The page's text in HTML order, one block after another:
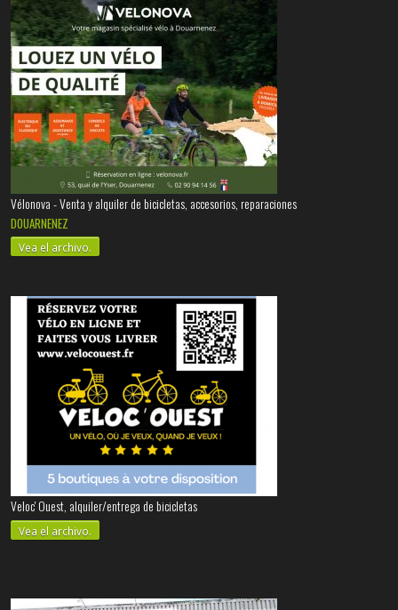
Vélonova - Venta y alquiler de bicicletas, accesorios, reparaciones
DOUARNENEZ
Vea el archivo.
Veloc' Ouest, alquiler/entrega de bicicletas
Vea el archivo.